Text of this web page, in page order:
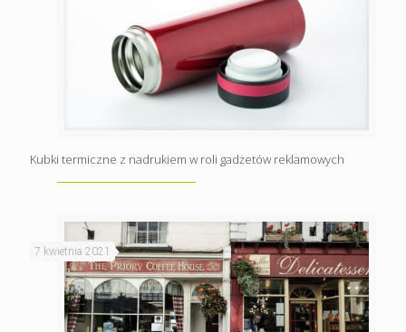
Kubki termiczne z nadrukiem w roli gadżetów reklamowych
7 kwietnia 2021